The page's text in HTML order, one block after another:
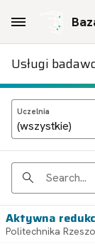
Usługi
Uczelnia
Search
Aktywna
Politechnika